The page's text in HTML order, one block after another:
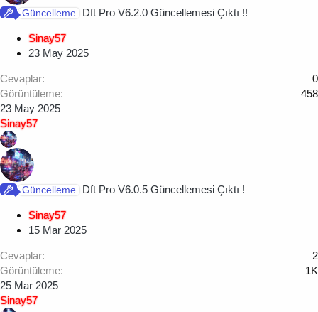
Güncelleme Dft Pro V6.2.0 Güncellemesi Çıktı !!
Sinay57
23 May 2025
Cevaplar
0
Görüntüleme
458
23 May 2025
Sinay57
Güncelleme Dft Pro V6.0.5 Güncellemesi Çıktı !
Sinay57
15 Mar 2025
Cevaplar
2
Görüntüleme
1K
25 Mar 2025
Sinay57